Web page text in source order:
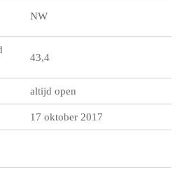
NW
43,4
altijd open
17 oktober 2017